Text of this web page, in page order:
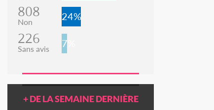
808
Non 24%
226
Sans avis 7%
+ DE LA SEMAINE DERNIÈRE